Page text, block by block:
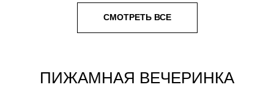
СМОТРЕТЬ ВСЕ
ПИЖАМНАЯ ВЕЧЕРИНКА